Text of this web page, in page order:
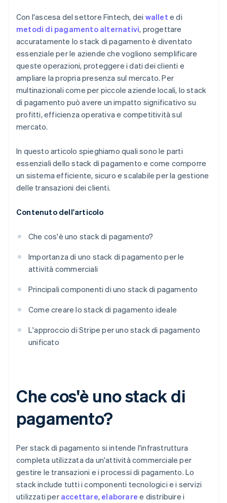
Con l'ascesa del settore Fintech, dei wallet e di
metodi di pagamento alternativi, progettare
accuratamente lo stack di pagamento è diventato
essenziale per le aziende che vogliono semplificare
queste operazioni, proteggere i dati dei clienti e
ampliare la propria presenza sul mercato. Per
multinazionali come per piccole aziende locali, lo stack
di pagamento può avere un impatto significativo su
profitti, efficienza operativa e competitività sul
mercato.
In questo articolo spieghiamo quali sono le parti
essenziali dello stack di pagamento e come comporre
un sistema efficiente, sicuro e scalabile per la gestione
delle transazioni dei clienti.
Contenuto dell'articolo
Che cos'è uno stack di pagamento?
Importanza di uno stack di pagamento per le
attività commerciali
Principali componenti di uno stack di pagamento
Come creare lo stack di pagamento ideale
L'approccio di Stripe per uno stack di pagamento
unificato
Che cos'è uno stack di
pagamento?
Per stack di pagamento si intende l'infrastruttura
completa utilizzata da un'attività commerciale per
gestire le transazioni e i processi di pagamento. Lo
stack include tutti i componenti tecnologici e i servizi
utilizzati per accettare, elaborare e distribuire i